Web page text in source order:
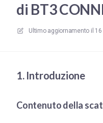
di BT3
Ultimo aggiornamento il 16
1. Introduzione
Contenuto della